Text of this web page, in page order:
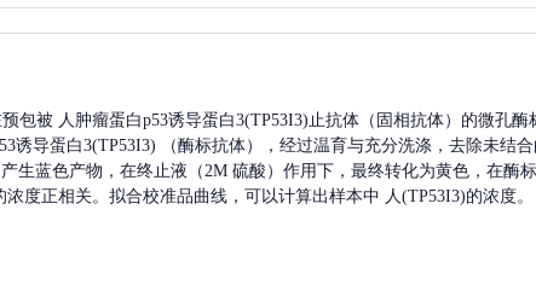
包被 人肿瘤蛋白p53诱导蛋白3(TP53I3)止抗体（固相抗体）的微孔酶
诱导蛋白3(TP53I3) （酶标抗体），经过温育与充分洗涤，去除未结
生蓝色产物，在终止液（2M 硫酸）作用下，最终转化为黄色，在酶
浓度正相关。拟合校准品曲线，可以计算出样本中 人(TP53I3)的浓度。